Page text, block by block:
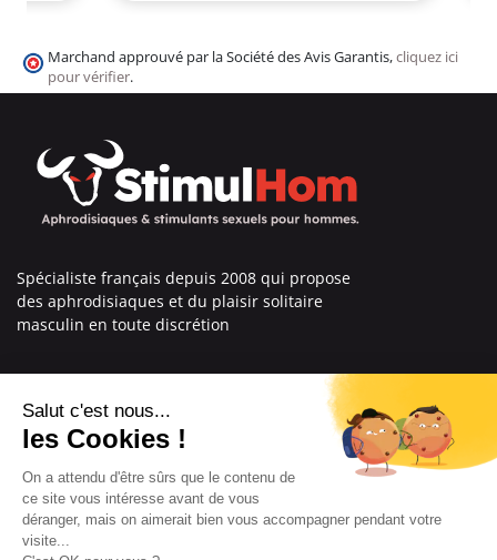
Marchand approuvé par la Société des Avis Garantis,cliquez ici
pour vérifier.
Spécialiste français depuis 2008 qui propose
des aphrodisiaques et du plaisir solitaire
masculin en toute discrétion
Nos engagements
Informations
Mentions légales